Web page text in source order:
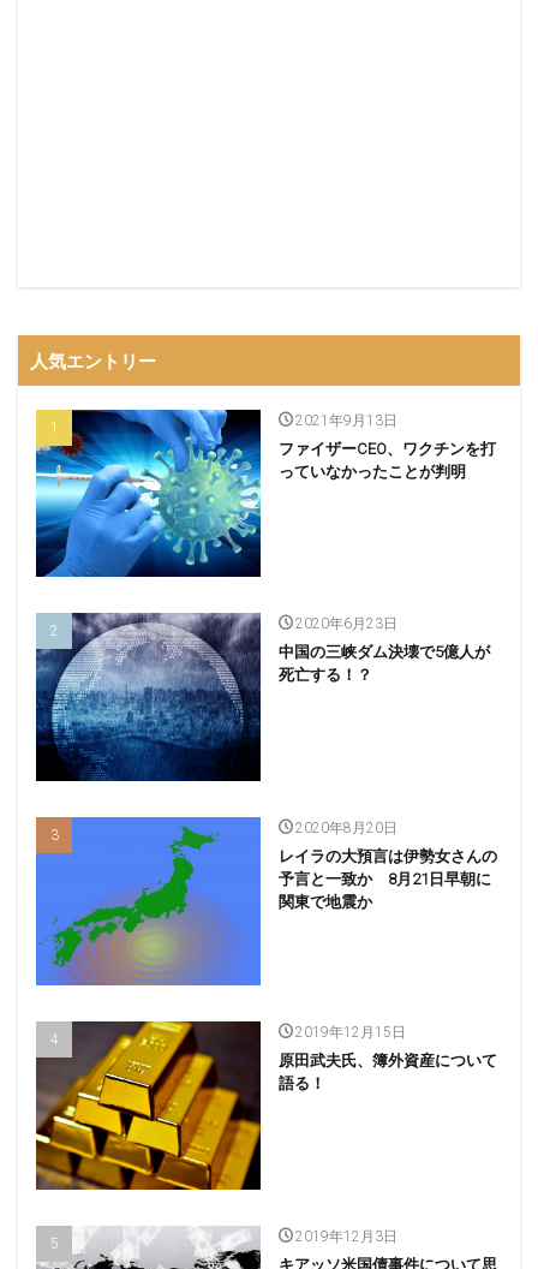
人気エントリー
2021年9月13日
ファイザーCEO、ワクチンを打
っていなかったことが判明
2020年6月23日
中国の三峡ダム決壊で5億人が
死亡する！？
2020年8月20日
レイラの大預言は伊勢女さんの
予言と一致か 8月21日早朝に
関東で地震か
2019年12月15日
原田武夫氏、簿外資産について
語る！
2019年12月3日
キアッソ米国債事件について思